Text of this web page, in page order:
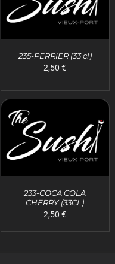
AJOUTER AU PANIER
235-PERRIER (33 cl)
2,50€
AJOUTER AU PANIER
233-COCA COLA
CHERRY (33CL)
2,50€